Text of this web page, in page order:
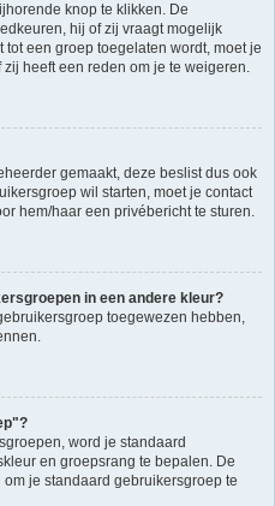
knop te klikken. De
hij of zij vraagt mogelijk
een groep toegelaten wordt, moet je
heeft een reden om je te weigeren.
gemaakt, deze beslist dus ook
wil starten, moet je contact
hem/haar een privébericht te sturen.
in een andere kleur?
toegewezen hebben,
word je standaard
en groepsrang te bepalen. De
je standaard gebruikersgroep te